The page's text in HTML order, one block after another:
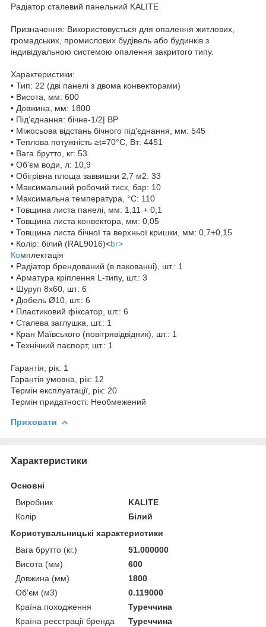
Радіатор сталевий панельний KALITE
Призначення: Використовується для опалення житлових,
громадських, промислових будівель або будинків з
індивідуальною системою опалення закритого типу.
Характеристики:
• Тип: 22 (дві панелі з двома конвекторами)
• Висота, мм: 600
• Довжина, мм: 1800
• Під'єднання: бічне-1/2| ВР
• Міжосьова відстань бічного під'єднання, мм: 545
• Теплова потужність ≥t=70°C, Вт: 4451
• Вага брутто, кг: 53
• Об'єм води, л: 10,9
• Обігрівна площа заввишки 2,7 м2: 33
• Максимальний робочий тиск, бар: 10
• Максимальна температура, °С: 110
• Товщина листа панелі, мм: 1,11 + 0,1
• Товщина листа конвектора, мм: 0,05
• Товщина листа бічної та верхньої кришки, мм: 0,7+0,15
• Колір: білий (RAL9016)<br>
Комплектація
• Радіатор брендований (в пакованні), шт.: 1
• Арматура кріплення L-типу, шт.: 3
• Шуруп 8х60, шт: 6
• Дюбель Ø10, шт.: 6
• Пластиковий фіксатор, шт.: 6
• Сталева заглушка, шт.: 1
• Кран Маївського (повітрявідвідник), шт.: 1
• Технічний паспорт, шт.: 1
Гарантія, рік: 1
Гарантія умовна, рік: 12
Термін експлуатації, рік: 20
Термін придатності: Необмежений
Приховати
Характеристики
Основні
Виробник
KALITE
Колір
Білий
Користувальницькі характеристики
Вага брутто (кг.)
51.000000
Висота (мм)
600
Довжина (мм)
1800
Об'єм (м3)
0.119000
Країна походження
Туреччина
Країна реєстрації бренда
Туреччина